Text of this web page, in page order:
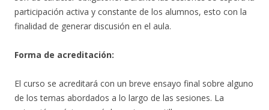
participación activa y constante de los alumnos, esto con la
finalidad de generar discusión en el aula.
Forma de acreditación:
El curso se acreditará con un breve ensayo final sobre alguno
de los temas abordados a lo largo de las sesiones. La